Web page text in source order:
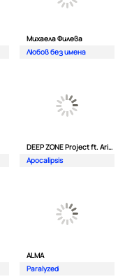
Михаела Филева
Любов без имена
DEEP ZONE Project ft. Aristos Constantinou
Apocalipsis
ALMA
Paralyzed